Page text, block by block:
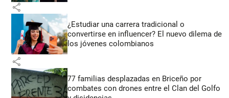
share
¿Estudiar una carrera tradicional o
convertirse en influencer? El nuevo dilema de
los jóvenes colombianos
share
77 familias desplazadas en Briceño por
combates con drones entre el Clan del Golfo